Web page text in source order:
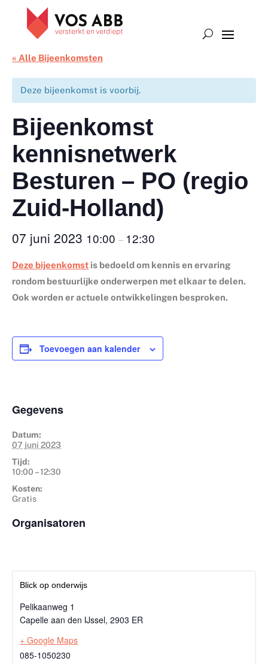
« Alle Bijeenkomsten
Deze bijeenkomst is voorbij.
Bijeenkomst
kennisnetwerk
Besturen – PO (regio
Zuid-Holland)
07 juni 2023 10:00 – 12:30
Deze bijeenkomst is bedoeld om kennis en ervaring
rondom bestuurlijke onderwerpen met elkaar te delen.
Ook worden er actuele ontwikkelingen besproken.
Toevoegen aan kalender
Gegevens
Datum:
07 juni 2023
Tijd:
10:00 – 12:30
Kosten:
Gratis
Organisatoren
Blick op onderwijs
Pelikaanweg 1
Capelle aan den IJssel, 2903 ER
+ Google Maps
085-1050230